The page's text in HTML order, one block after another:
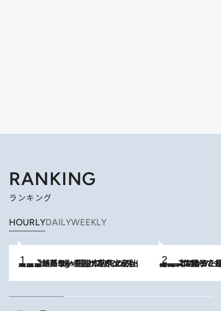
RANKING
ランキング
HOURLYDAILYWEEKLY
3 Hours Ago
【間違いのない王道・東京土産】資生堂パーラー 銀座本店でのみ出会える銘菓5選《極上プディング・濃厚チーズケーキ・ボンボンショコラほか》 2026.8.5
【阿川佐和子さんの年とる力】なぜ70代で始めた趣味は“こんなに楽しい”のか？ ピアノ、俳句…スランプに陥っても続けられる“ある秘訣”とは